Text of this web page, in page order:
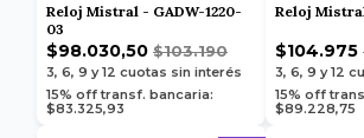
Reloj Mistral - GADW-1220-
03
$98.030,50 $103.190
3, 6, 9 y 12 cuotas sin interés
15% off transf. bancaria:
$83.325,93
Reloj
$104.975
3, 6, 9 y 12
15% off
$89.228,75